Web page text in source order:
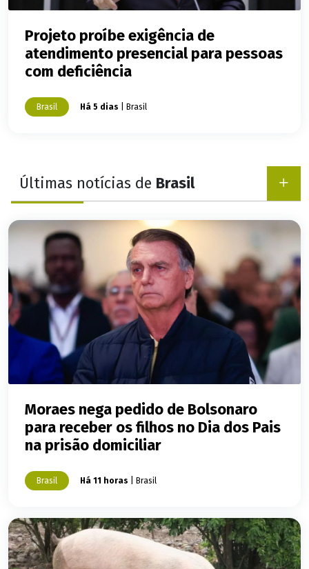
Projeto proíbe exigência de
atendimento presencial para pessoas
com deficiência
Brasil Há 5 dias | Brasil
Últimas notícias de Brasil
Moraes nega pedido de Bolsonaro
para receber os filhos no Dia dos Pais
na prisão domiciliar
Brasil Há 11 horas | Brasil